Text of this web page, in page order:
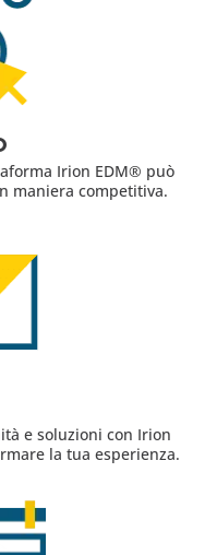
Irion EDM® può
maniera competitiva.
e soluzioni con Irion
la tua esperienza.